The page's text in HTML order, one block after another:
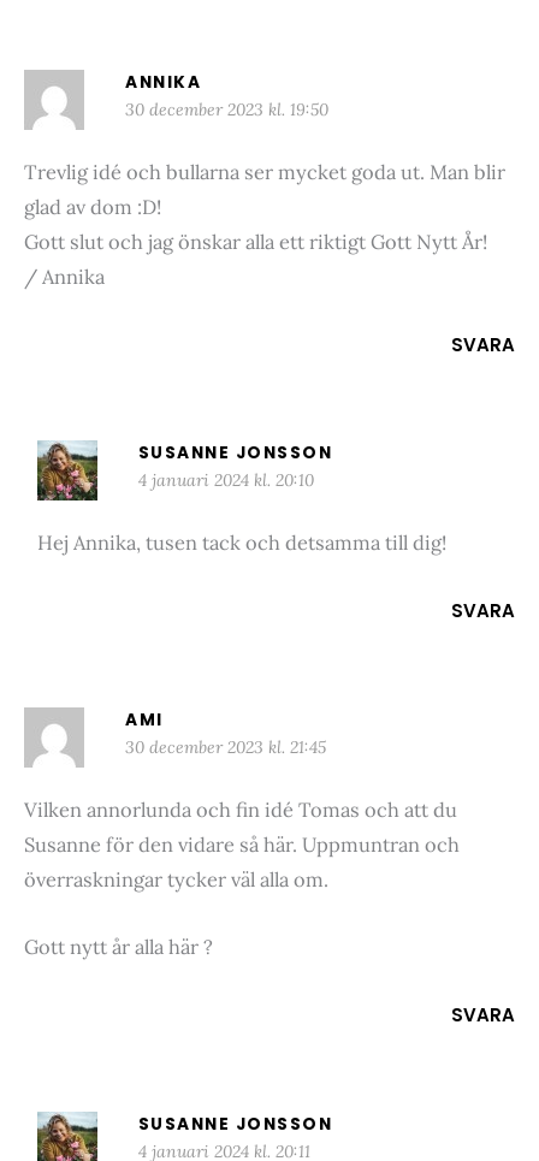
ANNIKA
30 december 2023 kl. 19:50
Trevlig idé och bullarna ser mycket goda ut. Man blir
glad av dom :D!
Gott slut och jag önskar alla ett riktigt Gott Nytt År!
/ Annika
SVARA
SUSANNE JONSSON
4 januari 2024 kl. 20:10
Hej Annika, tusen tack och detsamma till dig!
SVARA
AMI
30 december 2023 kl. 21:45
Vilken annorlunda och fin idé Tomas och att du
Susanne för den vidare så här. Uppmuntran och
överraskningar tycker väl alla om.
Gott nytt år alla här ?
SVARA
SUSANNE JONSSON
4 januari 2024 kl. 20:11